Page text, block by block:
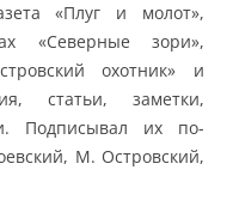
«Плуг и молот»,
«Северные зори»,
охотник» и
статьи, заметки,
Подписывал их по-
М. Островский,